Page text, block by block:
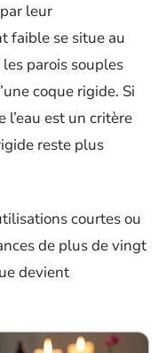
leur
faible se situe au
parois souples
coque rigide. Si
est un critère
reste plus
courtes ou
de plus de vingt
devient